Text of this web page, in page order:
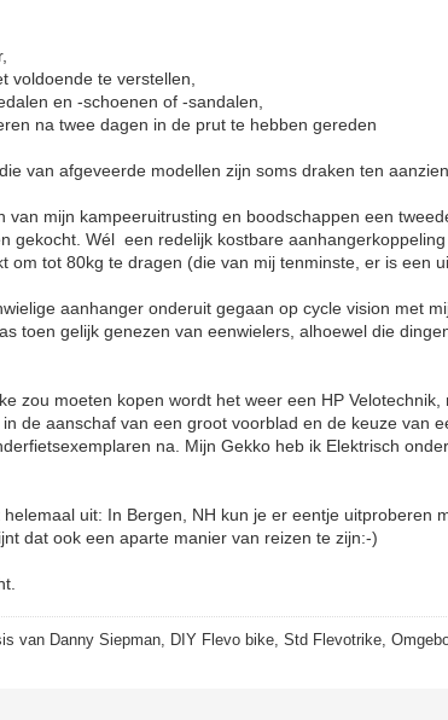
voldoende te verstellen,
en -schoenen of -sandalen,
na twee dagen in de prut te hebben gereden
van afgeveerde modellen zijn soms draken ten
van mijn kampeeruitrusting en boodschappen een
gekocht. Wél een redelijk kostbare
om tot 80kg te dragen (die van mij tenminste, er is een
aanhanger onderuit gegaan op cycle vision met
toen gelijk genezen van eenwielers, alhoewel die
zou moeten kopen wordt het weer een HP
de aanschaf van een groot voorblad en de keuze van
na. Mijn Gekko heb ik Elektrisch
uit: In Bergen, NH kun je er eentje uitproberen
dat ook een aparte manier van reizen te zijn:-)
van Danny Siepman, DIY Flevo bike, Std Flevotrike,